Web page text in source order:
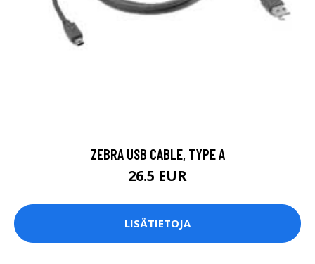
ZEBRA USB CABLE, TYPE A
26.5 EUR
LISÄTIETOJA